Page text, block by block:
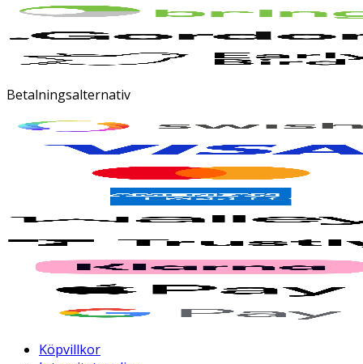
Betalningsalternativ
Köpvillkor